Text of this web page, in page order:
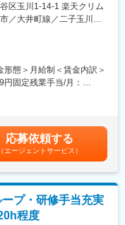
なパートナー（施工業
ど）と連携し、時には自
ることもあります。
ープ100％出資の新会社
案から業務実行、運営、
、リアルチャネルでの顧
信・金融・ECなど楽天グ
顧客接点の最前線」とし
担っています。
店舗運営の「戦略的ハ
することが最大の使命で
い、新規出店や既存店舗
進体制強化が必要となっ
区玉川1-14-1 楽天クリム
／大井町線／二子玉川駅
：会社の定める事業所
態＞月給制＜賃金内訳＞
固定残業手当/月：
当社規定により決定しま
年2回（6月・12月）賃金
通じて上下する可能性が
た表記です。
応募依頼する
（エージェントサービス）
ープ・研修手当充実
程度